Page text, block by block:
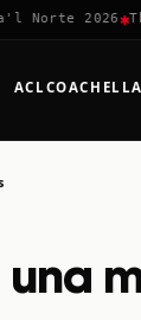
2026✱The
ACLCOACHELLA
una